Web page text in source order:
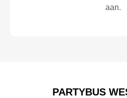
aan.
PARTYBUS